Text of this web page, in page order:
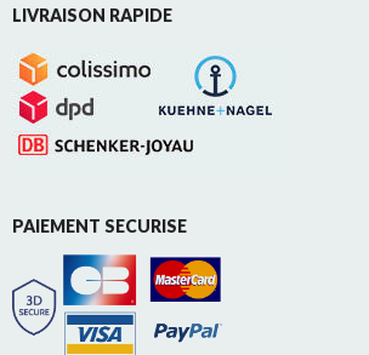
LIVRAISON RAPIDE
PAIEMENT SECURISE